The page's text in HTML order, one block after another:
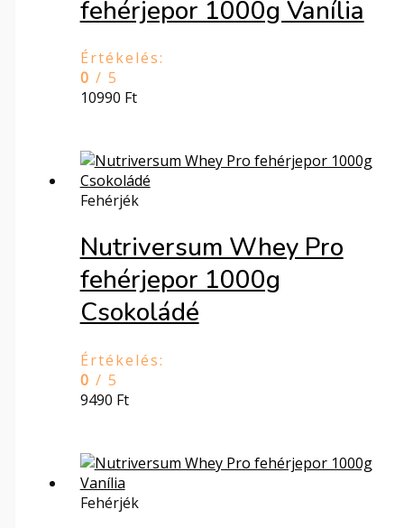
fehérjepor 1000g Vanília
Értékelés:
0 / 5
10990 Ft
Fehérjék
Nutriversum Whey Pro
fehérjepor 1000g
Csokoládé
Értékelés:
0 / 5
9490 Ft
Fehérjék